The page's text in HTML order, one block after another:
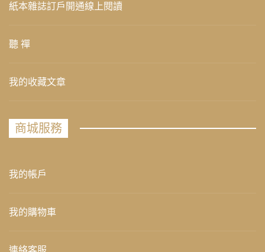
紙本雜誌訂戶開通線上閱讀
聽 禪
我的收藏文章
商城服務
我的帳戶
我的購物車
連絡客服